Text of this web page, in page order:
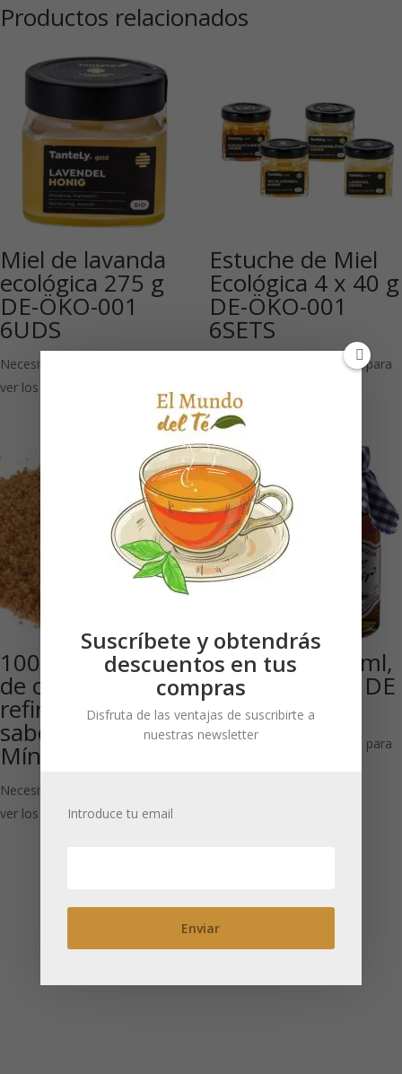
Productos relacionados
Miel de lavanda
ecológica 275 g
DE-ÖKO-001
6UDS
Necesitas estar registrado para
ver los precios
Estuche de Miel
Ecológica 4 x 40 g
DE-ÖKO-001
6SETS
Necesitas estar registrado para
100 % azúcar flor
de coco, sin
refinar, Bio con
sabor a caramelo.
Mínimo 2Kg
Necesitas estar registrado para
ver los precios
Licor de té 40 ml,
21 Vol.% CAJA DE
24 UDS
Necesitas estar registrado para
Suscríbete y obtendrás
descuentos en tus
compras
Disfruta de las ventajas de suscribirte a
nuestras newsletter
Introduce tu email